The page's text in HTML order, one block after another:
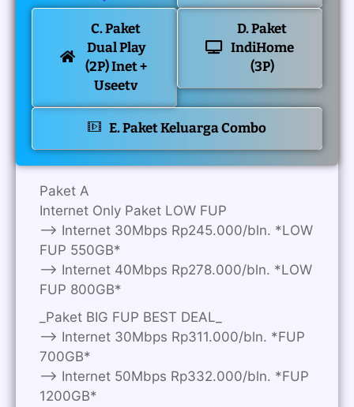
C. Paket
Dual Play
(2P) Inet +
Useetv
D. Paket
IndiHome
(3P)
E. Paket Keluarga Combo
Paket A
Internet Only Paket LOW FUP
—> Internet 30Mbps Rp245.000/bln. *LOW
FUP 550GB*
—> Internet 40Mbps Rp278.000/bln. *LOW
FUP 800GB*
_Paket BIG FUP BEST DEAL_
—> Internet 30Mbps Rp311.000/bln. *FUP
700GB*
—> Internet 50Mbps Rp332.000/bln. *FUP
1200GB*